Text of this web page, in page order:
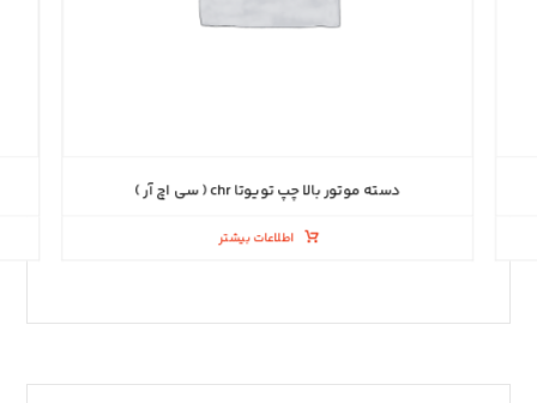
دسته موتور بالا چپ تویوتا chr ( سی اچ آر )
اطلاعات بیشتر